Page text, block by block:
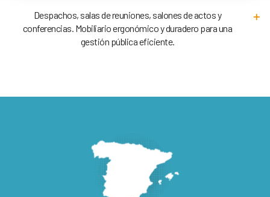
Despachos, salas de reuniones, salones de actos y
conferencias. Mobiliario ergonómico y duradero para una
gestión pública eficiente.